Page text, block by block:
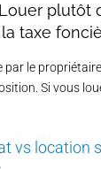
plutôt
taxe
par le
Si vous
vs location